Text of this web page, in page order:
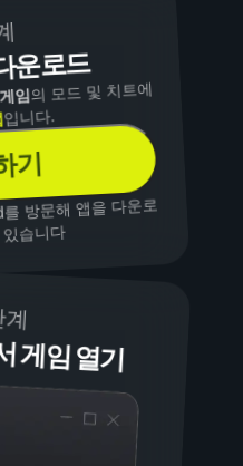
운로드
임의 모드 및 치트에
입니다.
기
방문해 앱을 다운로
습니다
게임 열기